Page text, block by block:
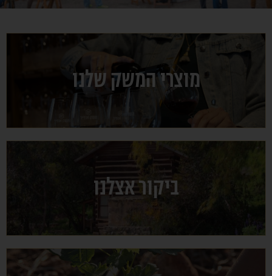
מוצרי המשק שלנו
ביקור אצלנו